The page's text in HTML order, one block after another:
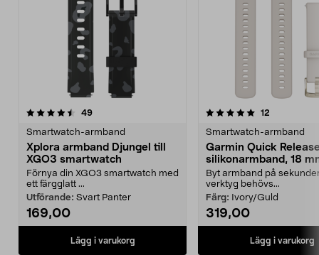
49recensioner
Smartwatch-armband
Xplora armband Djungel till
XGO3 smartwatch
Förnya din XGO3 smartwatch med
ett färgglatt ...
Utförande: Svart Panter
169,00
Lägg i varukorg
5.0 av 5 stjärnor 12
Smartwatch-armband
Garmin Quick
silikonarmband, 18
Byt armband på
verktyg behövs...
Färg:
Ivory/Guld
319,00
Lägg i varukorg
5.0 av 5 stjärnor